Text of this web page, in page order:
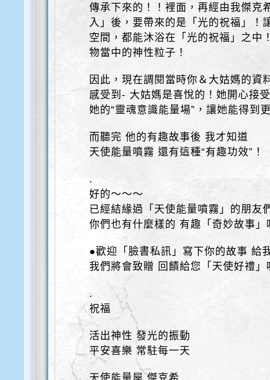
傳承下來的！！裡面，再經由我傑克
入」後，要帶來的是「光的祝福」！
空間，都能沐浴在「光的祝福」之中
物當中的神性粒子！
因此，現在調閱當時你＆大姑媽的資
感受到- 大姑媽是喜悅的！她開心接
她的“靈魂意識能量場”，讓她能得到
而聽完 他的有趣故事後 我才知道
天使能量噴霧 還有這種“有趣功效”！
.
好的～～～
已經結緣過「天使能量噴霧」的朋友
你們也有什麼樣的 有趣「奇妙故事」
●歡迎「臉書私訊」寫下你的故事 給
我們將會致贈 回饋給您「天使好禮
.
祝福
活出神性 發光的振動
平安喜樂 常駐每一天